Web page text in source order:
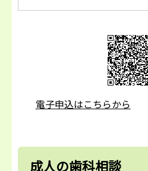
電子申込はこちらから
成人の歯科相談